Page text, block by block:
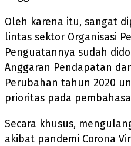
Oleh karena itu, sangat
lintas sektor Organisasi
Penguatannya sudah
Anggaran Pendapatan
Perubahan tahun 2020
prioritas pada
Secara khusus,
akibat pandemi Corona